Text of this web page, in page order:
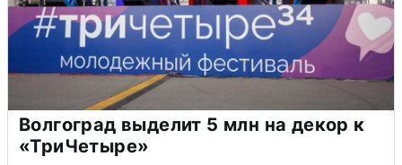
Волгоград выделит 5 млн на декор к
«ТриЧетыре»